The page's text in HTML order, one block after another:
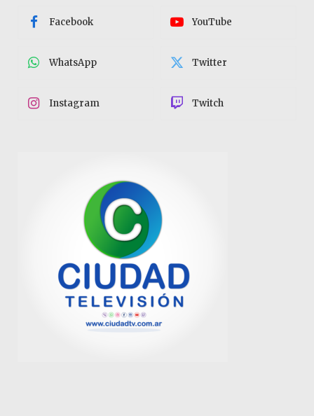
Facebook YouTube
WhatsApp Twitter
Instagram Twitch